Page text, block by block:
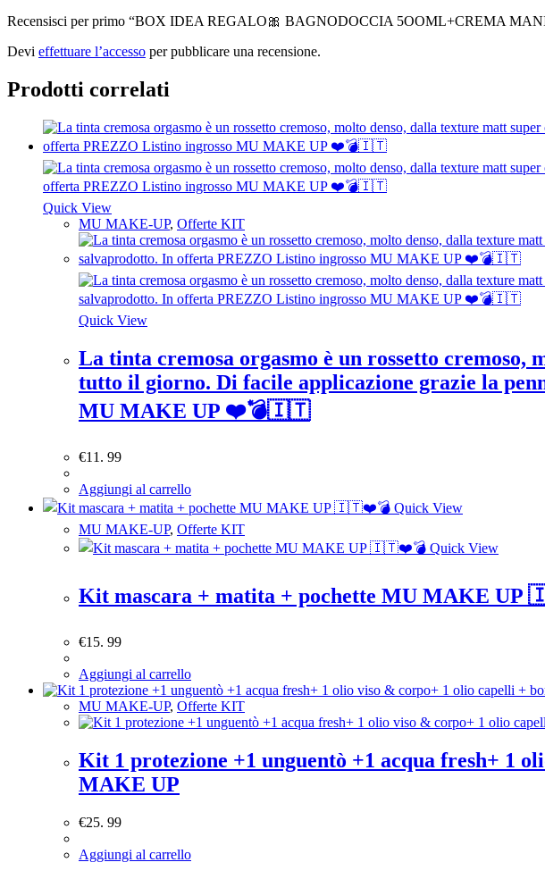
Recensisci per primo “BOX IDEA REGALO🎀 BAGNODOCCIA 5OOML+CREMA
Devi effettuare l’accesso per pubblicare una recensione.
Prodotti correlati
Quick View
MU MAKE-UP, Offerte KIT
Quick View
La tinta cremosa orgasmo è un rossetto
tutto il giorno. Di facile applicazione grazie la
MU MAKE UP ❤️💣🇮🇹
€11. 99
Aggiungi al carrello
Quick View
MU MAKE-UP, Offerte KIT
Quick View
Kit mascara + matita + pochette MU MAKE
€15. 99
Aggiungi al carrello
MU MAKE-UP, Offerte KIT
Kit 1 protezione +1 unguentò +1 acqua fresh+ 1
MAKE UP
€25. 99
Aggiungi al carrello